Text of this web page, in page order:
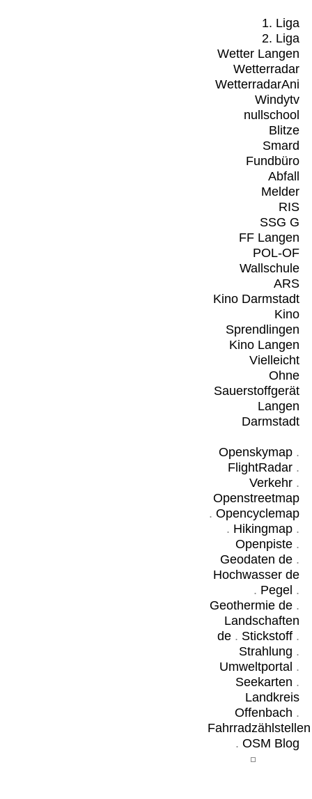
1. Liga
2. Liga
Wetter Langen
Wetterradar
WetterradarAni
Windytv
nullschool
Blitze
Smard
Fundbüro
Abfall
Melder
RIS
SSG G
FF Langen
POL-OF
Wallschule
ARS
Kino Darmstadt
Kino
Sprendlingen
Kino Langen
Vielleicht
Ohne
Sauerstoffgerät
Langen
Darmstadt
Openskymap.
FlightRadar.
Verkehr.
Openstreetmap
. Opencyclemap
. Hikingmap.
Openpiste.
Geodaten de.
Hochwasser de
. Pegel .
Geothermie de.
Landschaften
de. Stickstoff.
Strahlung .
Umweltportal .
Seekarten .
Landkreis
Offenbach .
Fahrradzählstellen
. OSM Blog